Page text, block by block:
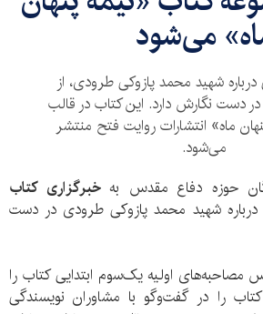
می‌شود
درباره شهید محمد پازوکی طرودی، از
دست نگارش دارد. این کتاب در قالب
ماه» انتشارات روایت فتح منتشر
می‌شود.
حوزه دفاع مقدس بهخبرگزاری کتاب
شهید محمد پازوکی طرودی در دست
مصاحبه‌های اولیه یک‌سوم ابتدایی کتاب را
را در گفت‌وگو با مشاوران نویسندگی